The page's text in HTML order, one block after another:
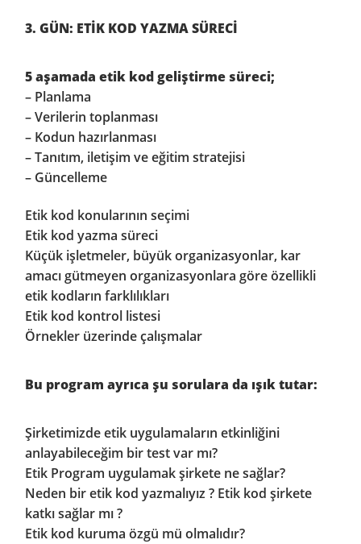
3. GÜN: ETİK KOD YAZMA SÜRECİ
5 aşamada etik kod geliştirme süreci;
– Planlama
– Verilerin toplanması
– Kodun hazırlanması
– Tanıtım, iletişim ve eğitim stratejisi
– Güncelleme
Etik kod konularının seçimi
Etik kod yazma süreci
Küçük işletmeler, büyük organizasyonlar, kar
amacı gütmeyen organizasyonlara göre özellikli
etik kodların farklılıkları
Etik kod kontrol listesi
Örnekler üzerinde çalışmalar
Bu program ayrıca şu sorulara da ışık tutar:
Şirketimizde etik uygulamaların etkinliğini
anlayabileceğim bir test var mı?
Etik Program uygulamak şirkete ne sağlar?
Neden bir etik kod yazmalıyız ? Etik kod şirkete
katkı sağlar mı ?
Etik kod kuruma özgü mü olmalıdır?